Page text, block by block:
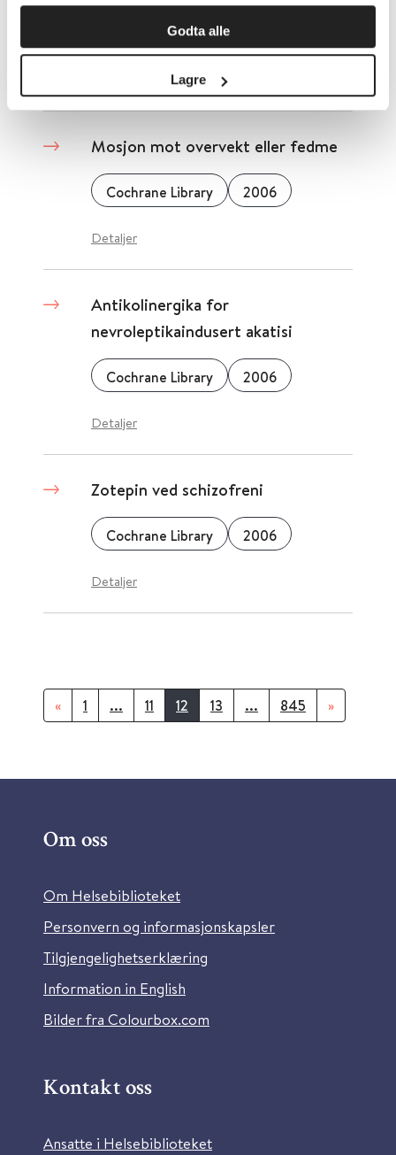
Godta alle
Lagre
Cochrane Library
Mosjon mot overvekt eller fedme
Cochrane Library 2006
Detaljer
Antikolinergika for
nevroleptikaindusert akatisi
Cochrane Library 2006
Detaljer
Zotepin ved schizofreni
Cochrane Library 2006
Detaljer
« 1 ... 11 12 13 ... 845 »
Om oss
Om Helsebiblioteket
Personvern og informasjonskapsler
Tilgjengelighetserklæring
Information in English
Bilder fra Colourbox.com
Kontakt oss
Ansatte i Helsebiblioteket